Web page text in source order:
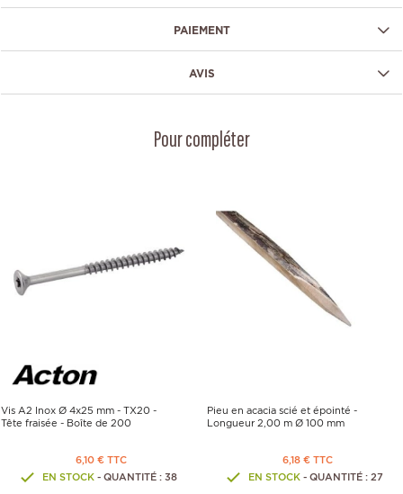
PAIEMENT
AVIS
Pour compléter
Vis A2 Inox Ø 4x25 mm - TX20 -
Tête fraisée - Boîte de 200
6,10 € TTC
EN STOCK- QUANTITÉ : 38
Pieu en acacia scié et épointé -
Longueur 2,00 m Ø 100 mm
6,18 € TTC
EN STOCK- QUANTITÉ : 27